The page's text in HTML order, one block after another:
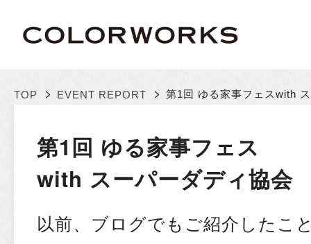
TOP > EVENT REPORT > 第1回 ゆる家事フェスwith
第1回 ゆる家事フェス
with スーパーダディ協会
以前、ブログでもご紹介したこ